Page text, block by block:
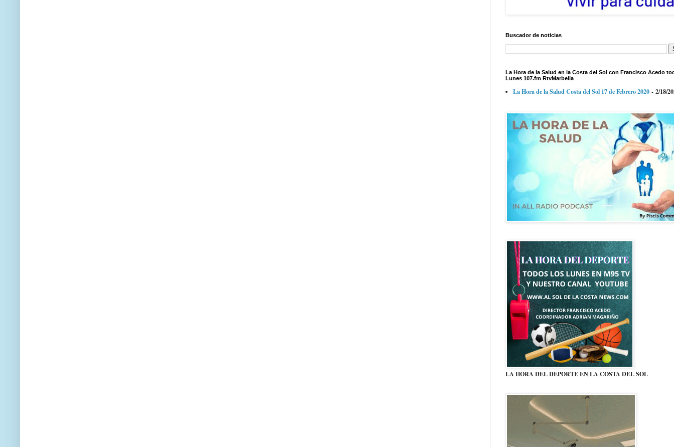
Buscador de noticias
La Hora de la Salud en la Costa del Sol con Francisco Acedo
Lunes 107.fm RtvMarbella
La Hora de la Salud Costa del Sol 17 de Febrero 2020 - 2/18/
LA HORA DEL DEPORTE EN LA COSTA DEL SOL